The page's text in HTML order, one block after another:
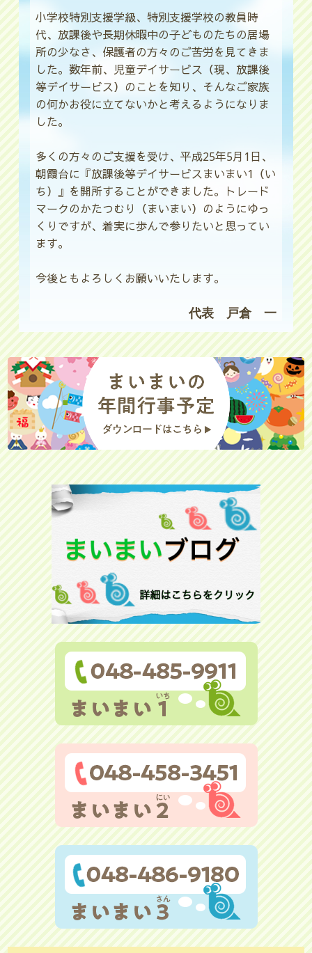
小学校特別支援学級、特別支援学校の教員時
代、放課後や長期休暇中の子どものたちの居場
所の少なさ、保護者の方々のご苦労を見てきま
した。数年前、児童デイサービス（現、放課後
等デイサービス）のことを知り、そんなご家族
の何かお役に立てないかと考えるようになりま
した。
多くの方々のご支援を受け、平成25年5月1日、
朝霞台に『放課後等デイサービスまいまい1（い
ち）』を開所することができました。トレード
マークのかたつむり（まいまい）のようにゆっ
くりですが、着実に歩んで参りたいと思ってい
ます。
今後ともよろしくお願いいたします。
代表 戸倉 一